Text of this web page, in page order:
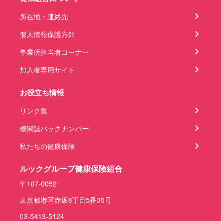
所在地・連絡先
個人情報保護方針
事業所担当者コーナー
加入者専用サイト
お役立ち情報
リンク集
機関誌バックナンバー
私たちの健康保険
ルックグループ健康保険組合
〒107-0052
東京都港区赤坂8丁目5番30号
03-5413-5124